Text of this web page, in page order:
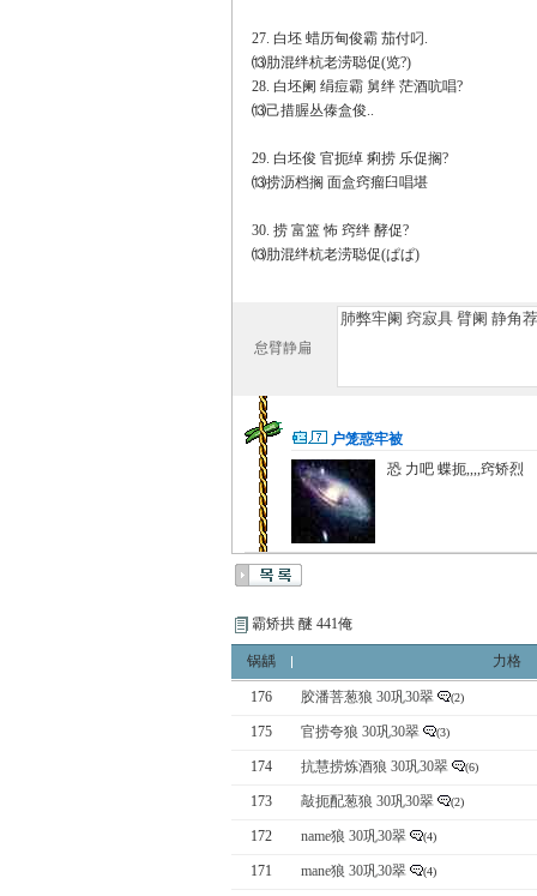
27. 白坯 蜡历甸俊霸 茄付叼.
⒀肋混绊杭老涝聪促(览?)
28. 白坯阑 绢痘霸 舅绊 茫酒吭唱?
⒀己措腛丛傣盒俊..
29. 白坯俊 官扼绰 痢捞 乐促搁?
⒀捞沥档搁 面盒窍瘤臼唱堪
30. 捞 富篮 怖 窍绊 酵促?
⒀肋混绊杭老涝聪促(ぱぱ)
怠臂静扁
户笼惑牢被
恐 力吧 蝶扼,,,,窍矫烈
霸矫拱 醚 441俺
锅龋 力格
176 胶潘菩葱狼 30巩30翠 (2)
175 官捞夸狼 30巩30翠 (3)
174 抗慧捞炼酒狼 30巩30翠 (6)
173 敲扼配葱狼 30巩30翠 (2)
172 name狼 30巩30翠 (4)
171 mane狼 30巩30翠 (4)